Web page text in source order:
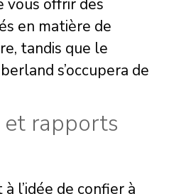
vous offrir des
en matière de
tandis que le
s’occupera de
et rapports
l’idée de confier à